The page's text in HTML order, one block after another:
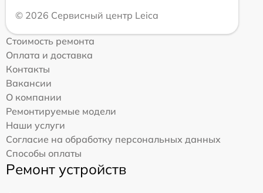
© 2026 Сервисный центр Leica
Стоимость ремонта
Оплата и доставка
Контакты
Вакансии
О компании
Ремонтируемые модели
Наши услуги
Согласие на обработку персональных данных
Способы оплаты
Ремонт устройств